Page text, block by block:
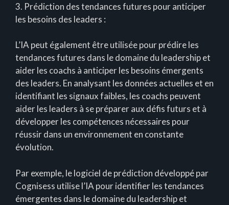
3. Prédiction des tendances futures pour anticiper
les besoins des leaders :
L’IA peut également être utilisée pour prédire les
tendances futures dans le domaine du leadership et
aider les coachs à anticiper les besoins émergents
des leaders. En analysant les données actuelles et en
identifiant les signaux faibles, les coachs peuvent
aider les leaders à se préparer aux défis futurs et à
développer les compétences nécessaires pour
réussir dans un environnement en constante
évolution.
Par exemple, le logiciel de prédiction développé par
Cognisess utilise l’IA pour identifier les tendances
émergentes dans le domaine du leadership et